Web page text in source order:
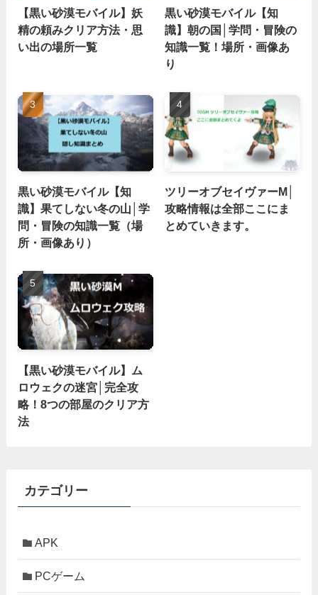
【黒い砂漠モバイル】妖
精の頼みクリア方法・思
い出の場所一覧
黒い砂漠モバイル【知
識】朝の国│学問・冒険の
知識一覧！場所・画像あ
り
黒い砂漠モバイル【知
識】果てしない冬の山│学
問・冒険の知識一覧（場
所・画像あり）
ツリーオブセイヴァーM│
攻略情報は全部ここにま
とめていきます。
【黒い砂漠モバイル】ム
ロウェクの迷宮│完全攻
略！8つの部屋のクリア方
法
カテゴリー
APK
PCゲーム